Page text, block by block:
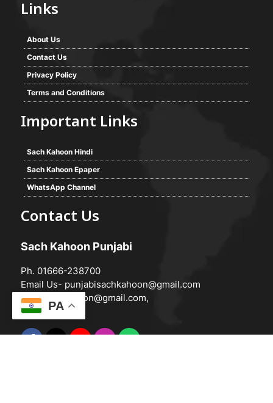
Links
About Us
Contact Us
Privacy Policy
Terms and Conditions
Important Links
Sach Kahoon Hindi
Sach Kahoon Epaper
WhatsApp Channel
Contact Us
Sach Kahoon Punjabi
Ph. 01666-238700
Email Us- punjabisachkahoon@gmail.com
hindisachkahoon@gmail.com,
PA